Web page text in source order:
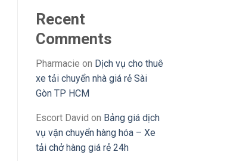
Recent
Comments
Pharmacie on Dịch vụ cho thuê
xe tải chuyển nhà giá rẻ Sài
Gòn TP HCM
Escort David on Bảng giá dịch
vụ vận chuyển hàng hóa – Xe
tải chở hàng giá rẻ 24h